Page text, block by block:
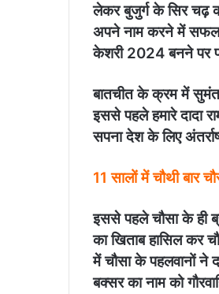
लेकर बुजुर्ग के सिर चढ़
अपने नाम करने में सफल
केशरी 2024 बनने पर
बातचीत के क्रम में सुमंत
इससे पहले हमारे दादा
सपना देश के लिए
11 सालों में चौथी बार
इससे पहले चौसा के ही
का खिताब हासिल कर
में चौसा के पहलवानों ने
बक्सर का नाम को